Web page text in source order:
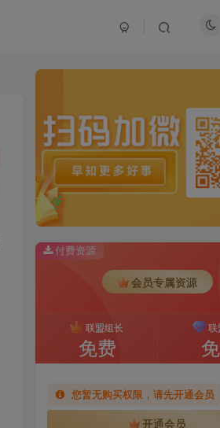
付费资源
会员专属资源
联盟组长
免费
联
您暂无购买权限，请先开通会员
开通会员